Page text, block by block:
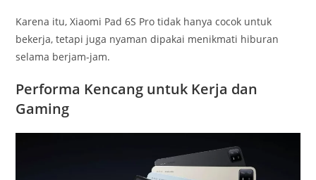
Karena itu, Xiaomi Pad 6S Pro tidak hanya cocok untuk
bekerja, tetapi juga nyaman dipakai menikmati hiburan
selama berjam-jam.
Performa Kencang untuk Kerja dan
Gaming